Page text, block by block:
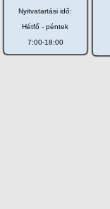
Nyitvatartási idő:
Hétfő - péntek
7:00-18:00